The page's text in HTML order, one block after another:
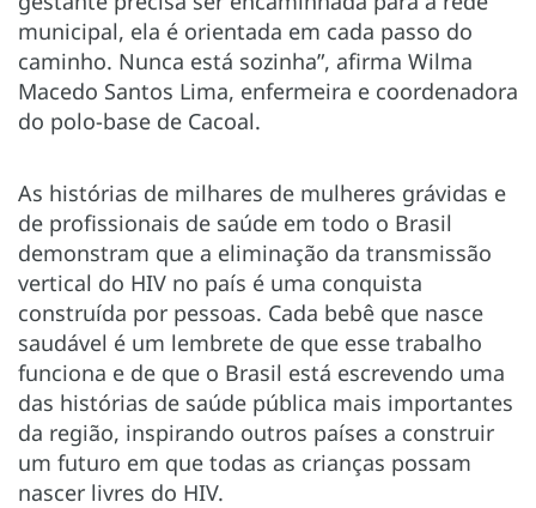
municipal, ela é orientada em cada passo do
caminho. Nunca está sozinha”, afirma Wilma
Macedo Santos Lima, enfermeira e coordenadora
do polo-base de Cacoal.
As histórias de milhares de mulheres grávidas e
de profissionais de saúde em todo o Brasil
demonstram que a eliminação da transmissão
vertical do HIV no país é uma conquista
construída por pessoas. Cada bebê que nasce
saudável é um lembrete de que esse trabalho
funciona e de que o Brasil está escrevendo uma
das histórias de saúde pública mais importantes
da região, inspirando outros países a construir
um futuro em que todas as crianças possam
nascer livres do HIV.